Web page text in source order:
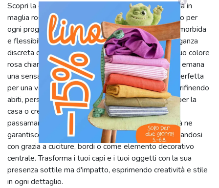
Scopri la delicata bellezza della nostra passamaneria in
maglia rosa chiaro, un accessorio versatile e raffinato per
ogni progetto. Questa passamaneria, dalla texture morbida
e flessibile, è ideale per aggiungere un tocco di eleganza
discreta o un accento giocoso alle tue creazioni. Il suo colore
rosa chiaro, una tinta unita classica e intramontabile, emana
una sensazione di dolcezza e armonia, rendendola perfetta
per una vasta gamma di applicazioni. Sia che tu stia rifinendo
abiti, personalizzando accessori, decorando articoli per la
casa o creando oggetti unici per bambini, questa
passamaneria offre infinite possibilità. La sua qualità ne
garantisce la durata e la facilità di lavorazione, adattandosi
con grazia a cuciture, bordi o come elemento decorativo
centrale. Trasforma i tuoi capi e i tuoi oggetti con la sua
presenza sottile ma d'impatto, esprimendo creatività e stile
in ogni dettaglio.